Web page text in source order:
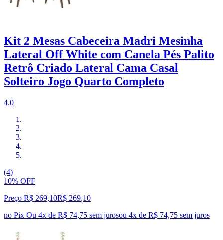
Kit 2 Mesas Cabeceira Madri Mesinha
Lateral Off White com Canela Pés Palito
Retrô Criado Lateral Cama Casal
Solteiro Jogo Quarto Completo
4.0
(4)
10% OFF
Preço R$ 269,10R$ 269,10
no Pix Ou 4x de R$ 74,75 sem jurosou 4x de R$ 74,75 sem juros